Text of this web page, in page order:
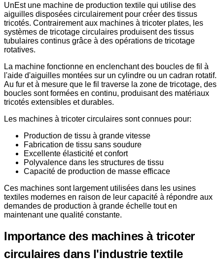
UnEst une machine de production textile qui utilise des
aiguilles disposées circulairement pour créer des tissus
tricotés. Contrairement aux machines à tricoter plates, les
systèmes de tricotage circulaires produisent des tissus
tubulaires continus grâce à des opérations de tricotage
rotatives.
La machine fonctionne en enclenchant des boucles de fil à
l'aide d'aiguilles montées sur un cylindre ou un cadran rotatif.
Au fur et à mesure que le fil traverse la zone de tricotage, des
boucles sont formées en continu, produisant des matériaux
tricotés extensibles et durables.
Les machines à tricoter circulaires sont connues pour:
Production de tissu à grande vitesse
Fabrication de tissu sans soudure
Excellente élasticité et confort
Polyvalence dans les structures de tissu
Capacité de production de masse efficace
Ces machines sont largement utilisées dans les usines
textiles modernes en raison de leur capacité à répondre aux
demandes de production à grande échelle tout en
maintenant une qualité constante.
Importance des machines à tricoter
circulaires dans l'industrie textile